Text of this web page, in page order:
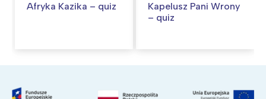
Afryka Kazika – quiz
Kapelusz Pani Wrony
– quiz